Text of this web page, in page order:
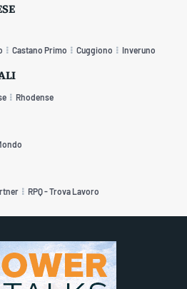
Castano Primo Cuggiono Inveruno
Rhodense
RPQ - Trova Lavoro